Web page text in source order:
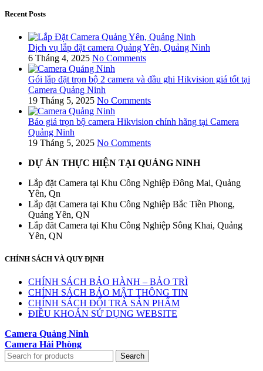
Recent Posts
Dịch vụ lắp đặt camera Quảng Yên, Quảng Ninh
6 Tháng 4, 2025 No Comments
Gói lắp đặt trọn bộ 2 camera và đầu ghi Hikvision giá tốt tại
Camera Quảng Ninh
19 Tháng 5, 2025 No Comments
Báo giá trọn bộ camera Hikvision chính hãng tại Camera
Quảng Ninh
19 Tháng 5, 2025 No Comments
DỰ ÁN THỰC HIỆN TẠI QUẢNG NINH
Lắp đặt Camera tại Khu Công Nghiệp Đông Mai, Quảng
Yên, Qn
Lắp đặt Camera tại Khu Công Nghiệp Bắc Tiền Phong,
Quảng Yên, QN
Lắp đăt Camera tại Khu Công Nghiệp Sông Khai, Quảng
Yên, QN
CHÍNH SÁCH VÀ QUY ĐỊNH
CHÍNH SÁCH BẢO HÀNH – BẢO TRÌ
CHÍNH SÁCH BẢO MẬT THÔNG TIN
CHÍNH SÁCH ĐỔI TRẢ SẢN PHẨM
ĐIỀU KHOẢN SỬ DỤNG WEBSITE
Camera Quảng Ninh
Camera Hải Phòng
Search